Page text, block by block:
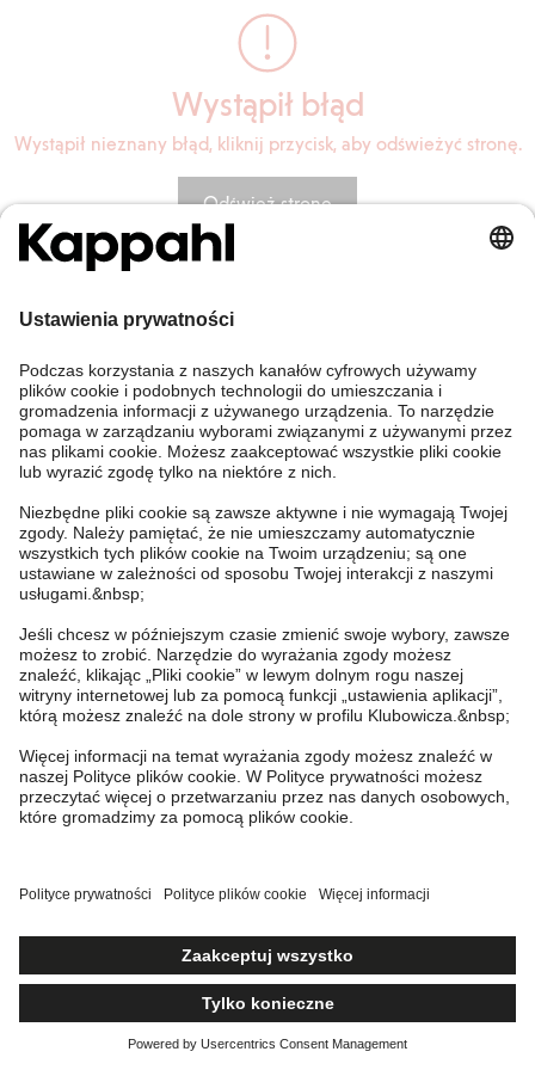
Wystąpił błąd
Wystąpił nieznany błąd, kliknij przycisk, aby odświeżyć stronę.
Odśwież stronę